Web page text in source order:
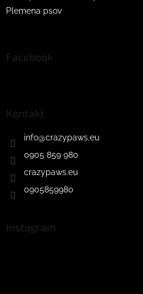
Plemena psov
Facebook
Kontakt
info@crazypaws.eu
0905 859 980
crazypaws.eu
0905859980
Instagram